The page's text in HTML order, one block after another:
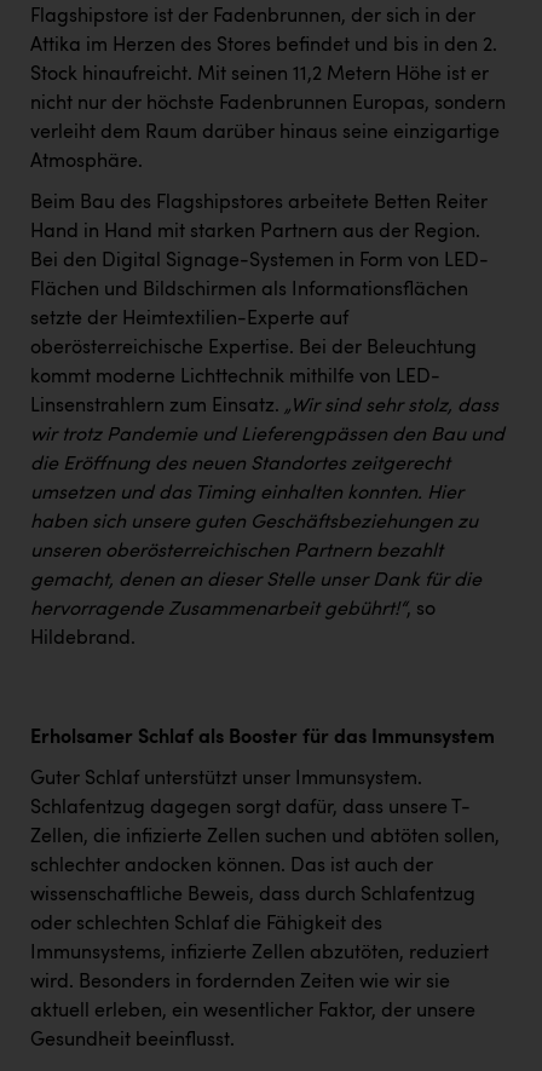
Flagshipstore ist der Fadenbrunnen, der sich in der
Attika im Herzen des Stores befindet und bis in den 2.
Stock hinaufreicht. Mit seinen 11,2 Metern Höhe ist er
nicht nur der höchste Fadenbrunnen Europas, sondern
verleiht dem Raum darüber hinaus seine einzigartige
Atmosphäre.
Beim Bau des Flagshipstores arbeitete Betten Reiter
Hand in Hand mit starken Partnern aus der Region.
Bei den Digital Signage-Systemen in Form von LED-
Flächen und Bildschirmen als Informationsflächen
setzte der Heimtextilien-Experte auf
oberösterreichische Expertise. Bei der Beleuchtung
kommt moderne Lichttechnik mithilfe von LED-
Linsenstrahlern zum Einsatz. „Wir sind sehr stolz, dass
wir trotz Pandemie und Lieferengpässen den Bau und
die Eröffnung des neuen Standortes zeitgerecht
umsetzen und das Timing einhalten konnten. Hier
haben sich unsere guten Geschäftsbeziehungen zu
unseren oberösterreichischen Partnern bezahlt
gemacht, denen an dieser Stelle unser Dank für die
hervorragende Zusammenarbeit gebührt!“, so
Hildebrand.
Erholsamer Schlaf als Booster für das Immunsystem
Guter Schlaf unterstützt unser Immunsystem.
Schlafentzug dagegen sorgt dafür, dass unsere T-
Zellen, die infizierte Zellen suchen und abtöten sollen,
schlechter andocken können. Das ist auch der
wissenschaftliche Beweis, dass durch Schlafentzug
oder schlechten Schlaf die Fähigkeit des
Immunsystems, infizierte Zellen abzutöten, reduziert
wird. Besonders in fordernden Zeiten wie wir sie
aktuell erleben, ein wesentlicher Faktor, der unsere
Gesundheit beeinflusst.